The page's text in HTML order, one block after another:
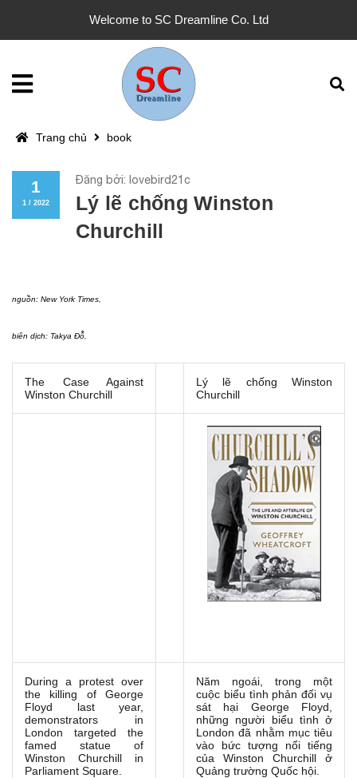
Welcome to SC Dreamline Co. Ltd
Trang chủ book
1
1 / 2022
Đăng bởi: lovebird21c
Lý lẽ chống Winston
Churchill
nguồn: New York Times
biên dịch: Takya Đỗ,
The Case Against
Winston Churchill
Lý lẽ chống Winston
Churchill
During a protest over
the killing of George
Floyd last year,
demonstrators in
London targeted the
famed statue of
Winston Churchill in
Parliament Square.
Năm ngoái, trong một
cuộc biểu tình phản đối vụ
sát hại George Floyd,
những người biểu tình ở
London đã nhằm mục tiêu
vào bức tượng nổi tiếng
của Winston Churchill ở
Quảng trường Quốc hội.